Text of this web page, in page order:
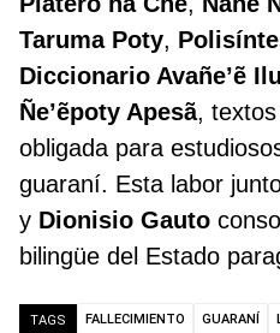
Taruma Poty,
Diccionario Avañe’ẽ
Ñe’ẽpoty Apesã,
obligada para
guaraní. Esta labor
y Dionisio Gauto
bilingüe del Estado
TAGS FALLECIMIENTO GUARANÍ